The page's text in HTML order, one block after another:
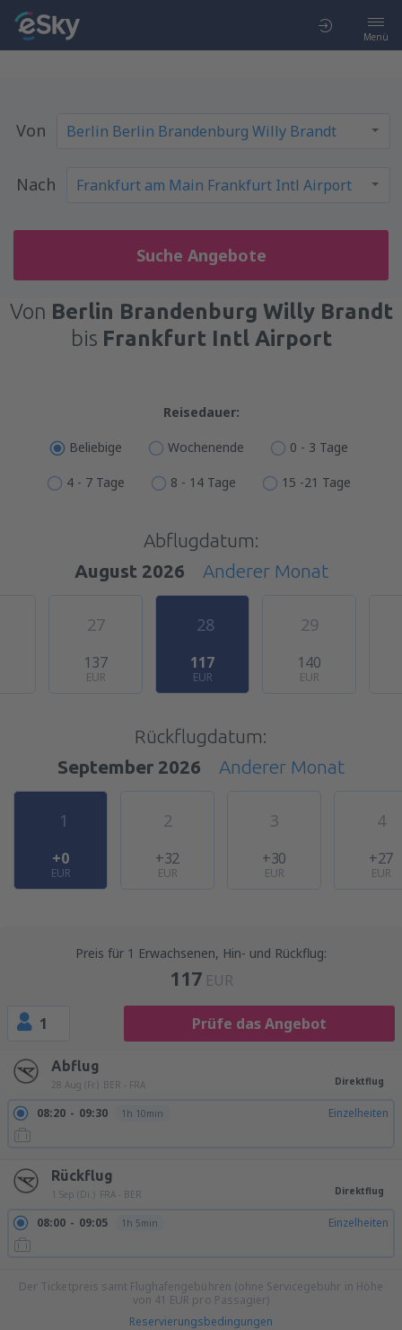
Menü
Von
Nach
Suche Angebote
Von Berlin Brandenburg Willy Brandt
bis Frankfurt Intl Airport
Reisedauer:
Beliebige Wochenende 0 - 3 Tage
4 - 7 Tage 8 - 14 Tage 15 -21 Tage
Abflugdatum:
August 2026
Anderer Monat
27
137
EUR
28
117
EUR
29
140
EUR
Rückflugdatum:
September 2026
Anderer Monat
1
+0
EUR
2
+32
EUR
3
+30
EUR
4
+27
EUR
Preis für 1 Erwachsenen, Hin- und Rückflug:
117 EUR
1 Prüfe das Angebot
Abflug
28 Aug (Fr.) BER - FRA Direktflug
08:20 09:30 1h 10min Einzelheiten
Rückflug
1 Sep (Di.) FRA - BER Direktflug
08:00 09:05 1h 5min Einzelheiten
Der Ticketpreis samt Flughafengebühren (ohne Servicegebühr in Höhe
von 41 EUR pro Passagier)
Reservierungsbedingungen